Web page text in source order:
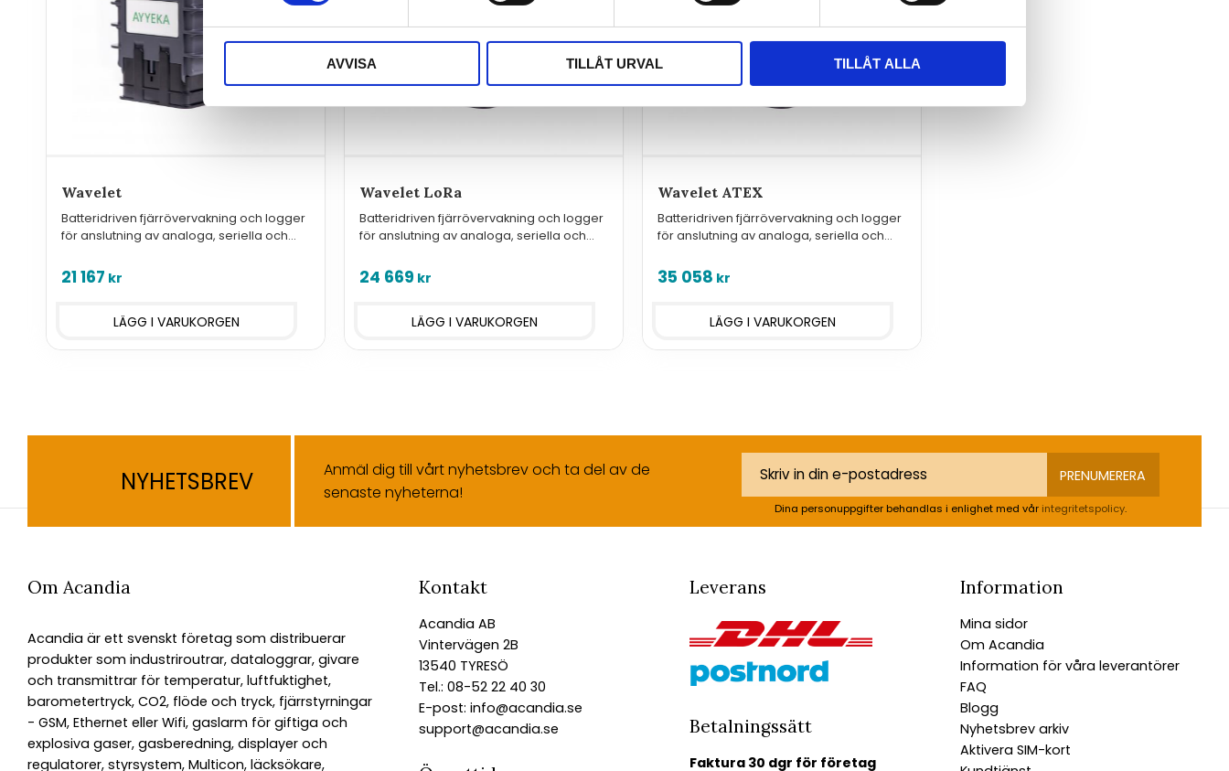
AVVISA TILLÅT URVAL TILLÅT ALLA
Wavelet
Batteridriven fjärrövervakning och logger
för anslutning av analoga, seriella och
21 167 kr
Wavelet LoRa
Batteridriven fjärrövervakning och logger
för anslutning av analoga, seriella och
LoRaWAN
24 669 kr
Wavelet ATEX
Batteridriven fjärrövervakning och logger
för anslutning av analoga, seriella och
ATEX Zone 0
35 058 kr
NYHETSBREV
Anmäl dig till vårt nyhetsbrev och ta del av de
senaste nyheterna!
PRENUMERERA
Dina personuppgifter behandlas i enlighet med vår integritetspolicy.
Om Acandia
Acandia är ett svenskt företag som distribuerar
produkter som industriroutrar, dataloggrar, givare
och transmittrar för temperatur, luftfuktighet,
barometertryck, CO2, flöde och tryck, fjärrstyrningar
- GSM, Ethernet eller Wifi, gaslarm för giftiga och
explosiva gaser, gasberedning, displayer och
regulatorer, styrsystem, Multicon, läcksökare,
Kontakt
Acandia AB
Vintervägen 2B
13540 TYRESÖ
Tel.: 08-52 22 40 30
E-post: info@acandia.se
support@acandia.se
Leverans
Betalningssätt
Faktura 30 dgr för företag
Information
Mina sidor
Om Acandia
Information för våra leverantörer
FAQ
Blogg
Nyhetsbrev arkiv
Aktivera SIM-kort